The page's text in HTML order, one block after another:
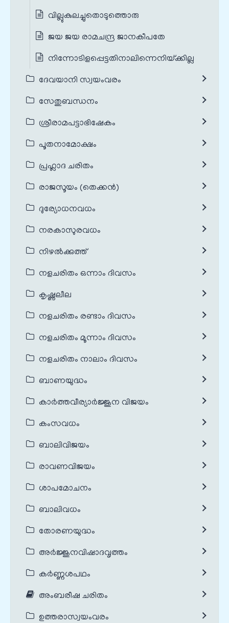
വില്ലുകുലച്ചുതൊടുത്തൊരു
ജയ ജയ രാമചന്ദ്ര ജാനകീപതേ
നിന്നോടിളപ്പെട്ടതിനാലിന്നെനിയ്‌ക്കില്ല
ദേവയാനി സ്വയംവരം
സേതുബന്ധനം
ശ്രീരാമപട്ടാഭിഷേകം
പൂതനാമോക്ഷം
പ്രഹ്ലാദ ചരിതം
രാജസൂയം (തെക്കൻ)
ദുര്യോധനവധം
നരകാസുരവധം
നിഴൽക്കുത്ത്
നളചരിതം ഒന്നാം ദിവസം
കൃഷ്ണലീല
നളചരിതം രണ്ടാം ദിവസം
നളചരിതം മൂന്നാം ദിവസം
നളചരിതം നാലാം ദിവസം
ബാണയുദ്ധം
കാർത്തവീര്യാർജ്ജുന വിജയം
കംസവധം
ബാലിവിജയം
രാവണവിജയം
ശാപമോചനം
ബാലിവധം
തോരണയുദ്ധം
അർജ്ജുനവിഷാദവൃത്തം
കർണ്ണശപഥം
അംബരീഷ ചരിതം
ഉത്തരാസ്വയംവരം